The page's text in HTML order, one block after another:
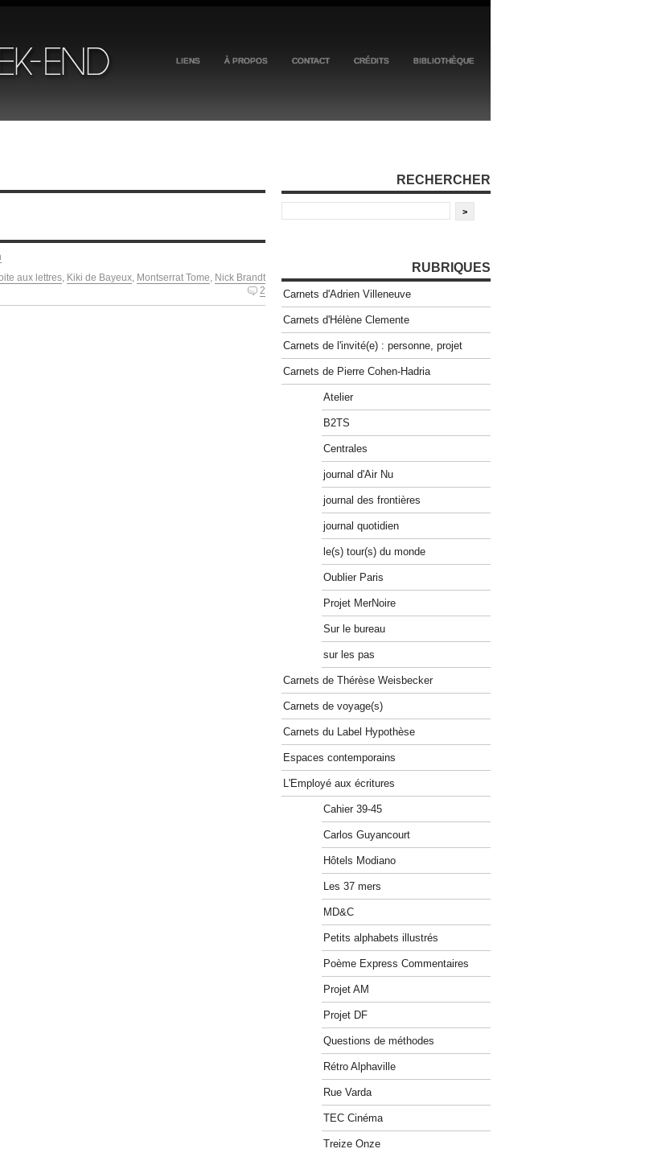
LIENS À PROPOS CONTACT CRÉDITS BIBLIOTHÈQUE
aux lettres, Kiki de Bayeux, Montserrat Tome, Nick Brandt
2
RECHERCHER
RUBRIQUES
Carnets d'Adrien Villeneuve
Carnets d'Hélène Clemente
Carnets de l'invité(e) : personne, projet
Carnets de Pierre Cohen-Hadria
Atelier
B2TS
Centrales
journal d'Air Nu
journal des frontières
journal quotidien
le(s) tour(s) du monde
Oublier Paris
Projet MerNoire
Sur le bureau
sur les pas
Carnets de Thérèse Weisbecker
Carnets de voyage(s)
Carnets du Label Hypothèse
Espaces contemporains
L'Employé aux écritures
Cahier 39-45
Carlos Guyancourt
Hôtels Modiano
Les 37 mers
MD&C
Petits alphabets illustrés
Poème Express Commentaires
Projet AM
Projet DF
Questions de méthodes
Rétro Alphaville
Rue Varda
TEC Cinéma
Treize Onze